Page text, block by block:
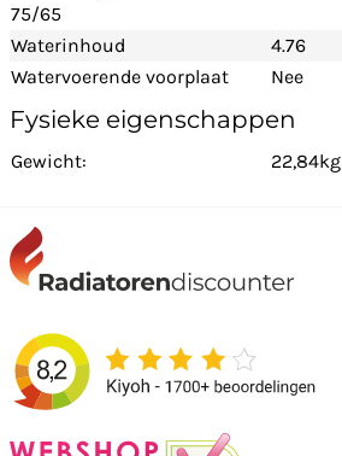
75/65
Waterinhoud
4.76
Watervoerende voorplaat
Nee
Fysieke eigenschappen
Gewicht: 22,84kg